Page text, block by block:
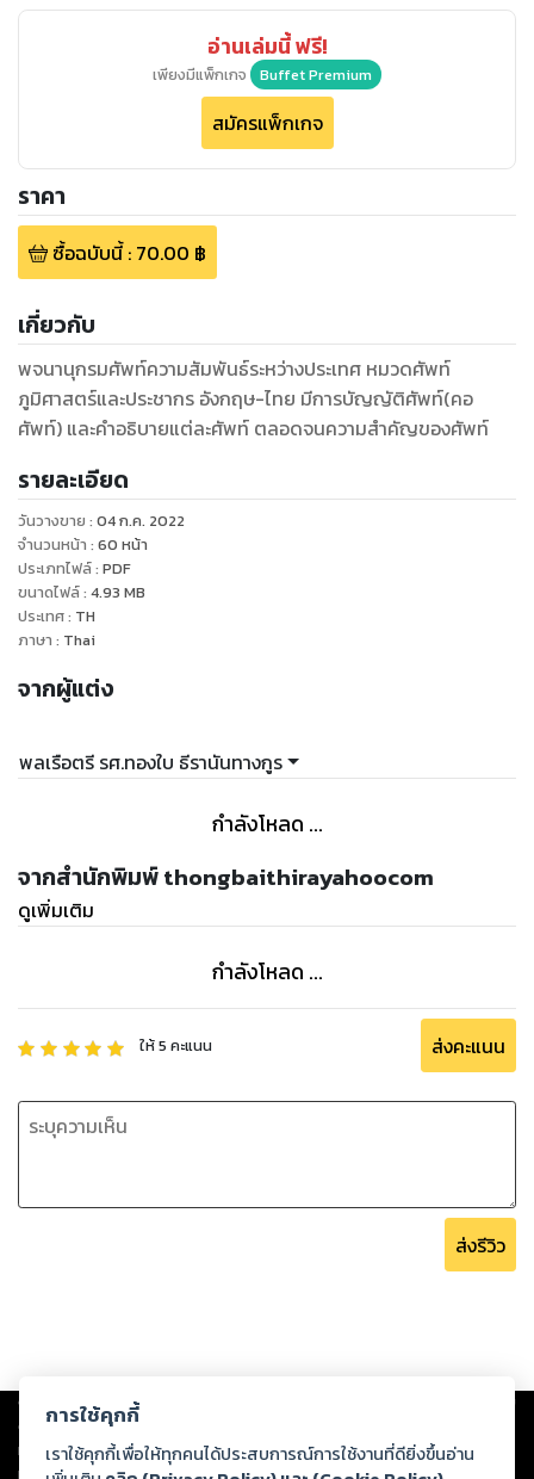
อ่านเล่มนี้ ฟรี!
เพียงมีแพ็กเกจ Buffet Premium
สมัครแพ็กเกจ
ราคา
ซื้อฉบับนี้: 70.00 ฿
เกี่ยวกับ
พจนานุกรมศัพท์ความสัมพันธ์ระหว่างประเทศ หมวดศัพท์
ภูมิศาสตร์และประชากร อังกฤษ-ไทย มีการบัญญัติศัพท์(คอ
ศัพท์) และคำอธิบายแต่ละศัพท์ ตลอดจนความสำคัญของศัพท์
รายละเอียด
วันวางขาย : 04 ก.ค. 2022
จำนวนหน้า : 60 หน้า
ประเภทไฟล์: PDF
ขนาดไฟล์: 4.93 MB
ประเทศ: TH
ภาษา : Thai
จากผู้แต่ง
พลเรือตรี รศ.ทองใบ ธีรานันทางกูร
กำลังโหลด ...
จากสำนักพิมพ์ thongbaithirayahoocom
ดูเพิ่มเติม
กำลังโหลด ...
ให้5 คะแนน ส่งคะแนน
ส่งรีวิว
Copyright © 2026
ต่อผลงานหรือเนื้อหาใดที่อัปโหลดผ่านเว็บไซต์และปรากฏว่าละเมิดสิทธิใน
ทรัพย์สินทางปัญญาของบุคคลอื่นหรือขัดต่อกฎหมายและศีลธรรม ดังนั้น ผู้อ่าน
ทุกท่านโปรดใช้วิจารณญาณในการกลั่นกรองด้วยตนเอง และหากท่านพบว่าส่วน
การใช้คุกกี้
เราใช้คุกกี้เพื่อให้ทุกคนได้ประสบการณ์การใช้งานที่ดียิ่งขึ้นอ่าน